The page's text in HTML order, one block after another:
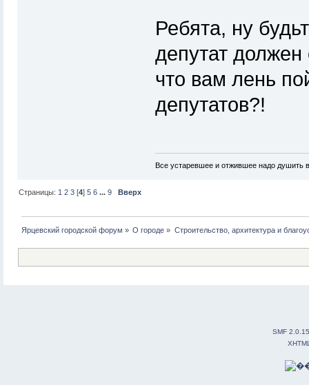
Ребята, ну
депутат должен
что вам лень
депутатов?!
Все устаревшее и отжившее надо душить
Страницы: 1 2 3 [4]5 6 ...9 Вверх
Ярцевский городской форум » О городе » Строительство, архитектура и
SMF 2.0.15